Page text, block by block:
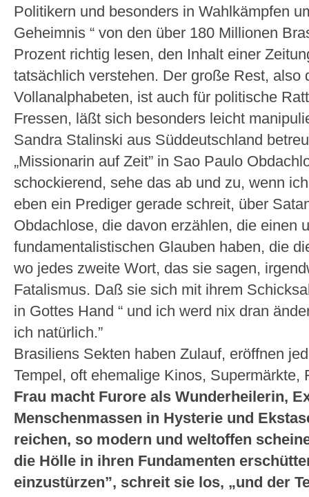
Politikern und besonders in Wahlkämpfen
Geheimnis “ von den über 180 Millionen
Prozent richtig lesen, den Inhalt einer
tatsächlich verstehen. Der große Rest, also
Vollanalphabeten, ist auch für politische
Fressen, läßt sich besonders leicht
Sandra Stalinski aus Süddeutschland
„Missionarin auf Zeit” in Sao Paulo
schockierend, sehe das ab und zu, wenn
eben ein Prediger gerade schreit, über
Obdachlose, die davon erzählen, die einen
fundamentalistischen Glauben haben, die
wo jedes zweite Wort, das sie sagen,
Fatalismus. Daß sie sich mit ihrem
in Gottes Hand “ und ich werd nix dran
ich natürlich.”
Brasiliens Sekten haben Zulauf, eröffnen
Tempel, oft ehemalige Kinos, Supermärkte,
Frau macht Furore als Wunderheilerin,
Menschenmassen in Hysterie und
reichen, so modern und weltoffen
die Hölle in ihren Fundamenten
einzustürzen”, schreit sie los, „und der